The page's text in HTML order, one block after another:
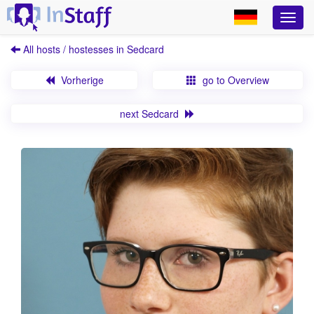
All hosts / hostesses in Sedcard
Vorherige go to Overview
next Sedcard